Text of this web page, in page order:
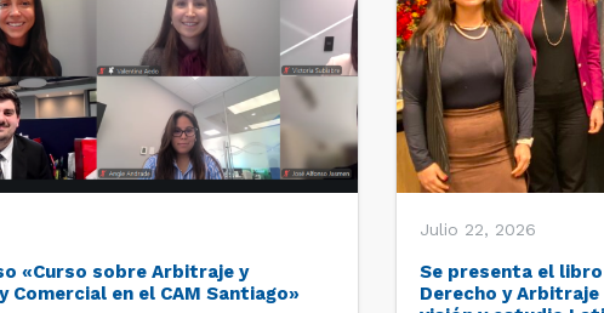
«Curso sobre Arbitraje y
Comercial en el CAM Santiago»
Julio 22, 2026
Se presenta el libro
Derecho y